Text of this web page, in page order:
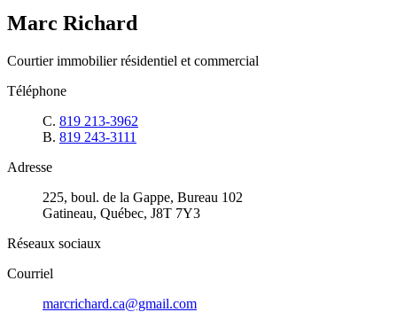
Marc Richard
Courtier immobilier résidentiel et commercial
Téléphone
C. 819 213-3962
B. 819 243-3111
Adresse
225, boul. de la Gappe, Bureau 102
Gatineau, Québec, J8T 7Y3
Réseaux sociaux
Courriel
marcrichard.ca@gmail.com